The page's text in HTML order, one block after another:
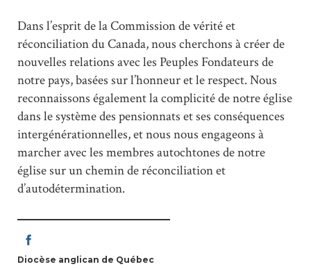
Dans l’esprit de la Commission de vérité et
réconciliation du Canada, nous cherchons à créer de
nouvelles relations avec les Peuples Fondateurs de
notre pays, basées sur l’honneur et le respect. Nous
reconnaissons également la complicité de notre église
dans le système des pensionnats et ses conséquences
intergénérationnelles, et nous nous engageons à
marcher avec les membres autochtones de notre
église sur un chemin de réconciliation et
d’autodétermination.
Diocèse anglican de Québec